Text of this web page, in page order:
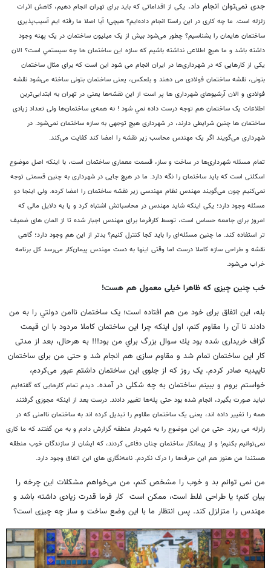
جدی نمی‌توان انجام داد. یکی از اقداماتی که باید برای تهران انجام دهیم، کاهش اثرات
زلزله است. ما چه کاری در این راستا انجام داده‌ایم؟ هیچی! آیا اصلا ما رفته ایم آسیب‌پذیری
ساختمان هایمان را بشناسیم؟ چطور می‌شود بیش از یک میلیون ساختمان در یک پهنه وجود
داشته باشد و ما هیچ اطلاعی نداشته باشیم که سازه این ساختمان ها چه سيستمي است؟ الان
یکی از کار‌هایی که در شهرداری‌ها در ایران انجام می‌ شود این است که برای مثال ساختمان
بتونی، نقشه ساختمان فولادی می دهند و بلعكس، یعنی ساختمان بتونی ساخته می‌شود نقشه
فولادی و الان آرشیو‌های شهرداری ها پر است از این نقشه‌ها یعنی در تهران به ابتدایی‌ترین
اطلاعات یک ساختمان هم توجه درست داده نمي شود ! نه همه‌ی ساختمان‌ها ولی تعداد زیادی
ساختمان ها چنین شرایطی دارند، در شهرداری هیچ توجهی به سازه ساختمان نمی‌شود. در
شهرداری می‌گویند اگر یک مهندس محاسب زیر نقشه را امضا کند کفایت می‌کند.
تمام مسئله شهرداری‌ها در ساخت و ساز، قسمت معماری ساختمان است، با اینکه اصل موضوع
اسکلتی است که باید ساختمان را نگه دارد. ما در هیچ جایی در شهرداری به چنین قسمتی توجه
نمی‌کنیم چون می‌گویند مهندس نظام مهندسی زیر نقشه ساختمان را امضا کرده. ولی اینجا دو
مسئله وجود دارد؛ یکی اینکه شاید مهندس در محاسباتش اشتباه کرد و یا به دلایل مالی که
امروز برای جامعه حساس است، توسط کارفرما برای مهندس اجبار شده تا از المان های ضعیف
تر استفاده کند. ما چنین مسئله‌ای را باید کجا کنترل کنیم؟ بدتر از این هم وجود دارد؛ گاهی
نقشه و طراحی سازه کاملا درست اما وقتی اینها به دست مهندس پیمان‌کار می‌رسد کل برنامه
خراب می‌شود.
خب چنین چیزی که ظاهرا خیلی معمول هم هست!
بله، این اتفاق برای خود من هم افتاده است؛ یک ساختمان نا‌امن دولتي را به من
دادند تا آن را مقاوم کنم، اول اينكه چرا اين ساختمان كاملا مردود با ان قيمت
گزاف خريداری شده بود يك سوال بزرگ براي من بود!!! به هرحال، بعد از مدتی
کار این ساختمان تمام شد و مقاوم سازی هم انجام شد و حتی من برای ساختمان
تاییدیه صادر کردم. یک روز که از جلوی این ساختمان داشتم عبور می‌کردم،
خواستم بروم و ببینم ساختمان به چه شکلی در آمده. دیدم تمام کار‌هایی که گفته‌ایم
نباید صورت بگیرد، انجام شده بود حتی پله‌ها تغییر دادند. درست بعد از اینکه مجوزی گرفتند
همه را تغییر داده اند، یعنی یک ساختمان مقاوم را تبدیل کرده اند به ساختمان نا‌امنی که در
زلزله می ریزد. حتی من این موضوع را به شهردار منطقه گزارش دادم و به من گفتند که ما كاری
نمی‌توانيم بكنيم! و از پيمانكار ساختمان چنان دفاعی کردند، كه ايشان از سازندگان خوب منطقه
هستند! من هنوز هم این حرف‌ها را درک نکردم. نامه‌نگاری های این اتفاق وجود دارد.
من نمی‌ توانم بد و خوب را مشخص کنم، من می‌خواهم مشکلات این چرخه را
بیان کنم؛ یا طراحی غلط است، ممکن است کار فرما قدرت زیادی داشته باشد و
مهندس را متزلزل کند. پس انتظار ما با این وضع ساخت و ساز چه چیزی است؟